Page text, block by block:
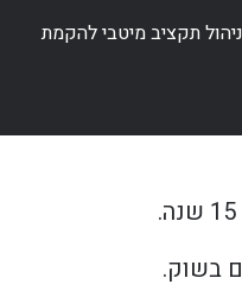
תקציב מיטבי להקמת
בשוק.